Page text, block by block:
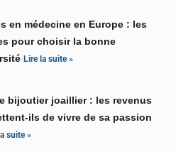
en médecine en Europe : les
pour choisir la bonne
Lire la suite »
bijoutier joaillier : les revenus
ils de vivre de sa passion
suite »